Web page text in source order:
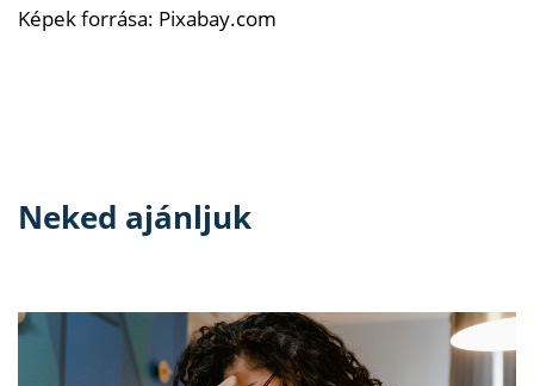
Képek forrása: Pixabay.com
Neked ajánljuk